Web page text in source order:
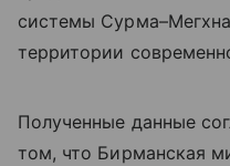
системы
территории
Полученные данные
том, что Бирманская